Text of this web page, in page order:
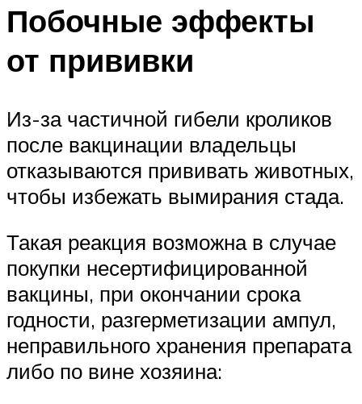
Побочные эффекты
от прививки
Из-за частичной гибели кроликов
после вакцинации владельцы
отказываются прививать животных,
чтобы избежать вымирания стада.
Такая реакция возможна в случае
покупки несертифицированной
вакцины, при окончании срока
годности, разгерметизации ампул,
неправильного хранения препарата
либо по вине хозяина: